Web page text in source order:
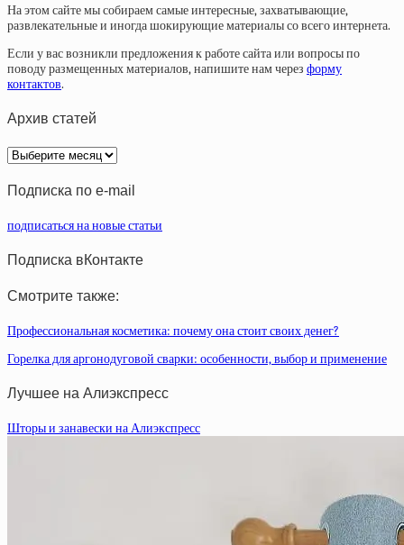
На этом сайте мы собираем самые интересные, захватывающие,
развлекательные и иногда шокирующие материалы со всего интернета.
Если у вас возникли предложения к работе сайта или вопросы по
поводу размещенных материалов, напишите нам через форму
контактов.
Архив статей
Архив
статей
Подписка по e-mail
подписаться на новые статьи
Подписка вКонтакте
Смотрите также:
Профессиональная косметика: почему она стоит своих денег?
Горелка для аргонодуговой сварки: особенности, выбор и применение
Лучшее на Алиэкспресс
Шторы и занавески на Алиэкспресс